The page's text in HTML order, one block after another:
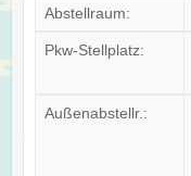
Abstellraum:
Pkw-Stellplatz:
Außenabstellr.: